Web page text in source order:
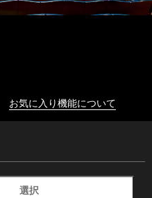
お気に入り機能について
選択